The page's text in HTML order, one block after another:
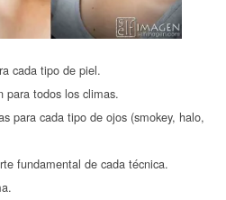
cada tipo de piel.
para todos los climas.
para cada tipo de ojos (smokey, halo,
fundamental de cada técnica.